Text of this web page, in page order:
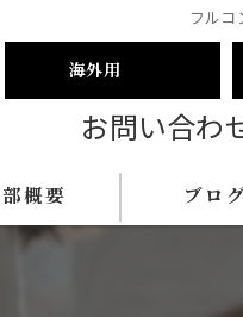
フルコ
海外用
お問い合わ
概要 ブロ